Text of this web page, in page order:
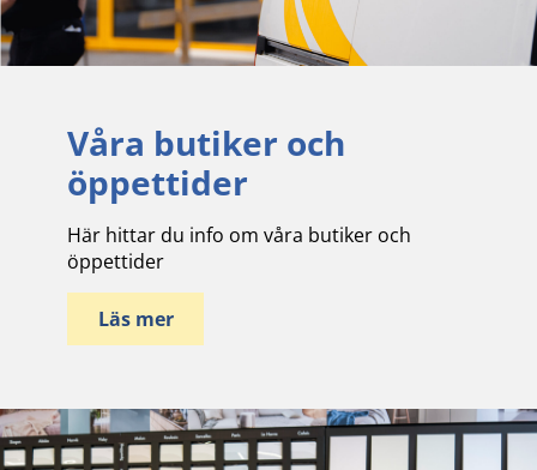
Våra butiker och
öppettider
Här hittar du info om våra butiker och
öppettider
Läs mer